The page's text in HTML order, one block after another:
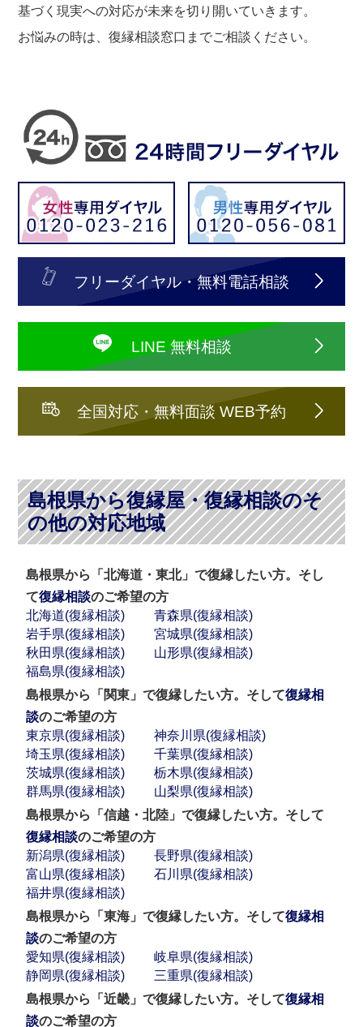
基づく現実への対応が未来を切り開いていきます。
お悩みの時は、復縁相談窓口までご相談ください。
フリーダイヤル・無料電話相談
LINE 無料相談
全国対応・無料面談 WEB予約
島根県から復縁屋・復縁相談のそ
の他の対応地域
島根県から「北海道・東北」で復縁したい方。そし
て復縁相談のご希望の方
北海道(復縁相談)
青森県(復縁相談)
岩手県(復縁相談)
宮城県(復縁相談)
秋田県(復縁相談)
山形県(復縁相談)
福島県(復縁相談)
島根県から「関東」で復縁したい方。そして復縁相
談のご希望の方
東京県(復縁相談)
神奈川県(復縁相談)
埼玉県(復縁相談)
千葉県(復縁相談)
茨城県(復縁相談)
栃木県(復縁相談)
群馬県(復縁相談)
山梨県(復縁相談)
島根県から「信越・北陸」で復縁したい方。そして
復縁相談のご希望の方
新潟県(復縁相談)
長野県(復縁相談)
富山県(復縁相談)
石川県(復縁相談)
福井県(復縁相談)
島根県から「東海」で復縁したい方。そして復縁相
談のご希望の方
愛知県(復縁相談)
岐阜県(復縁相談)
静岡県(復縁相談)
三重県(復縁相談)
島根県から「近畿」で復縁したい方。そして復縁相
談のご希望の方